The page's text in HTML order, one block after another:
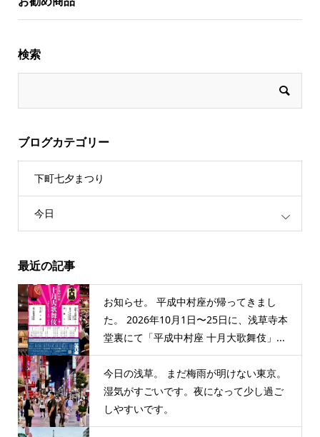
検索
ブログカテゴリー
下町七夕まつり
今日
最近の記事
お知らせ。 平成中村座が帰ってきまし
た。 2026年10月1日〜25日に、浅草寺本
堂裏にて「平成中村座 十月大歌舞伎」...
今日の浅草。 まだ梅雨が明けない東京。
湿気がすごいです。夜になって少し過ご
しやすいです。